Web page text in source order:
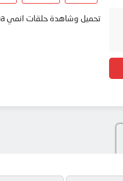
تحميل وشاهدة حلقات انمي Gintama' مترجم بعدة جودات على موقع انمي دار - animedar